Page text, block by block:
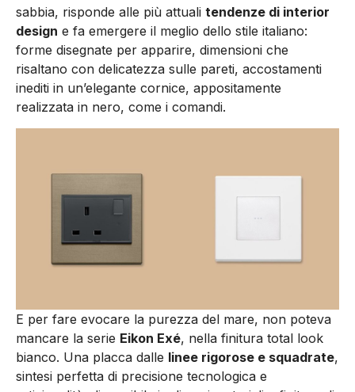
sabbia, risponde alle più attuali tendenze di interior
design e fa emergere il meglio dello stile italiano:
forme disegnate per apparire, dimensioni che
risaltano con delicatezza sulle pareti, accostamenti
inediti in un’elegante cornice, appositamente
realizzata in nero, come i comandi.
E per fare evocare la purezza del mare, non poteva
mancare la serie Eikon Exé, nella finitura total look
bianco. Una placca dalle linee rigorose e squadrate,
sintesi perfetta di precisione tecnologica e